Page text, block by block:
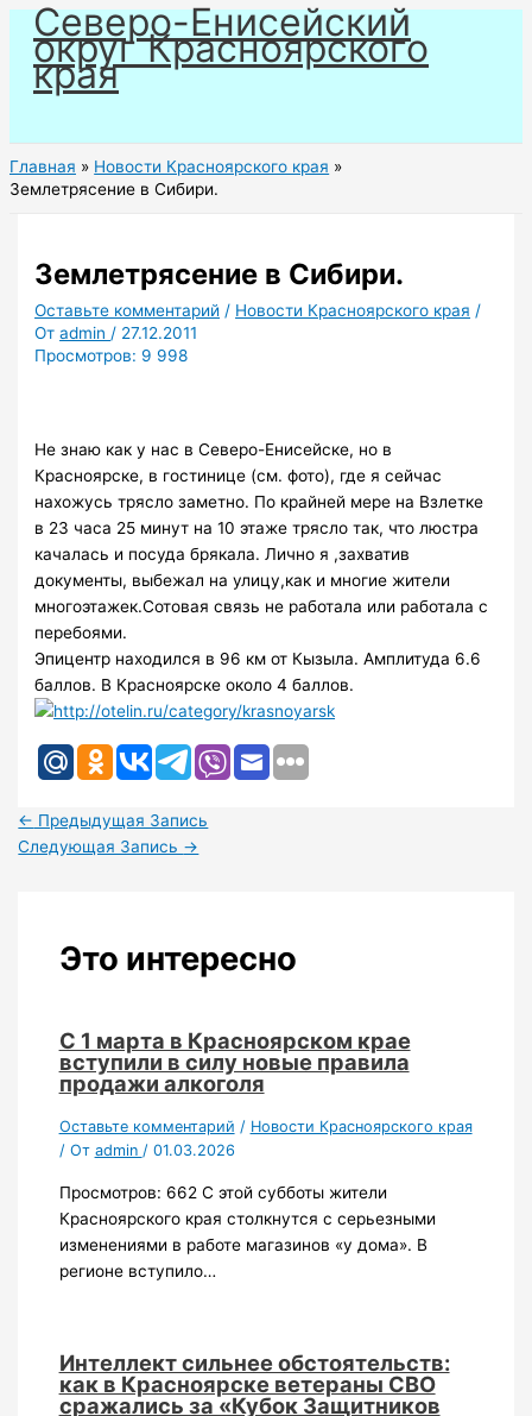
Перейти
содержимому
Северо-Енисейский
округ Красноярского
края
Главная
Новости Красноярского края
Землетрясение в Сибири.
Землетрясение в Сибири.
Оставьте комментарий / Новости Красноярского края /
Отadmin / 27.12.2011
Просмотров: 9 998
Не знаю как у нас в Северо-Енисейске, но в
Красноярске, в гостинице (см. фото), где я сейчас
нахожусь трясло заметно. По крайней мере на Взлетке
в 23 часа 25 минут на 10 этаже трясло так, что люстра
качалась и посуда брякала. Лично я ,захватив
документы, выбежал на улицу,как и многие жители
многоэтажек.Сотовая связь не работала или работала с
перебоями.
Эпицентр находился в 96 км от Кызыла. Амплитуда 6.6
баллов. В Красноярске около 4 баллов.
← Предыдущая Запись
Следующая Запись →
Это интересно
С 1 марта в Красноярском крае
вступили в силу новые правила
продажи алкоголя
Оставьте комментарий / Новости Красноярского края
/ От admin / 01.03.2026
Просмотров: 662 С этой субботы жители
Красноярского края столкнутся с серьезными
изменениями в работе магазинов «у дома». В
регионе вступило…
Интеллект сильнее обстоятельств:
как в Красноярске ветераны СВО
сражались за «Кубок Защитников